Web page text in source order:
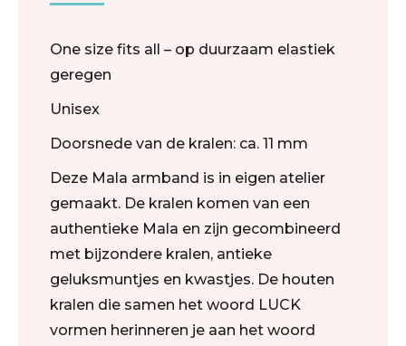
One size fits all – op duurzaam elastiek
geregen
Unisex
Doorsnede van de kralen: ca. 11 mm
Deze Mala armband is in eigen atelier
gemaakt. De kralen komen van een
authentieke Mala en zijn gecombineerd
met bijzondere kralen, antieke
geluksmuntjes en kwastjes. De houten
kralen die samen het woord LUCK
vormen herinneren je aan het woord